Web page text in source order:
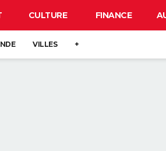
CULTURE FINANCE
VILLES +